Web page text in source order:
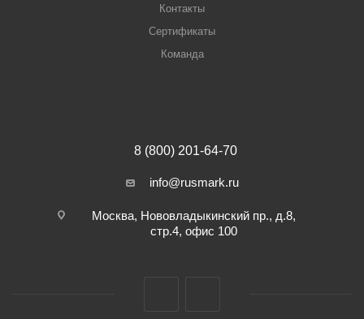
Контакты
Сертификаты
Команда
8 (800) 201-64-70
info@rusmark.ru
Москва, Нововладыкинский пр., д.8,
стр.4, офис 100